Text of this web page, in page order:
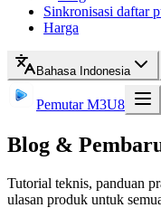
Sinkronisasi daftar
Harga
Bahasa Indonesia
Pemutar M3U8
Blog &
Tutorial teknis, panduan
ulasan produk untuk